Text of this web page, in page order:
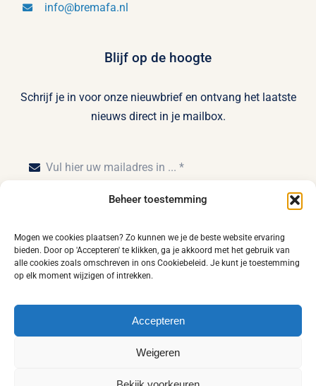
Beheer toestemming
Mogen we cookies plaatsen? Zo kunnen we je de beste website ervaring
bieden. Door op 'Accepteren' te klikken, ga je akkoord met het gebruik van
alle cookies zoals omschreven in ons Cookiebeleid. Je kunt je toestemming
op elk moment wijzigen of intrekken.
Accepteren
Weigeren
info@bremafa.nl
Blijf op de hoogte
Schrijf je in voor onze nieuwbrief en ontvang het laatste
nieuws direct in je mailbox.
Home Privacy statement
Disclaimer
Leveringsvoorwaarden
Algemene voorwaarden
Cookiebeleid (EU)